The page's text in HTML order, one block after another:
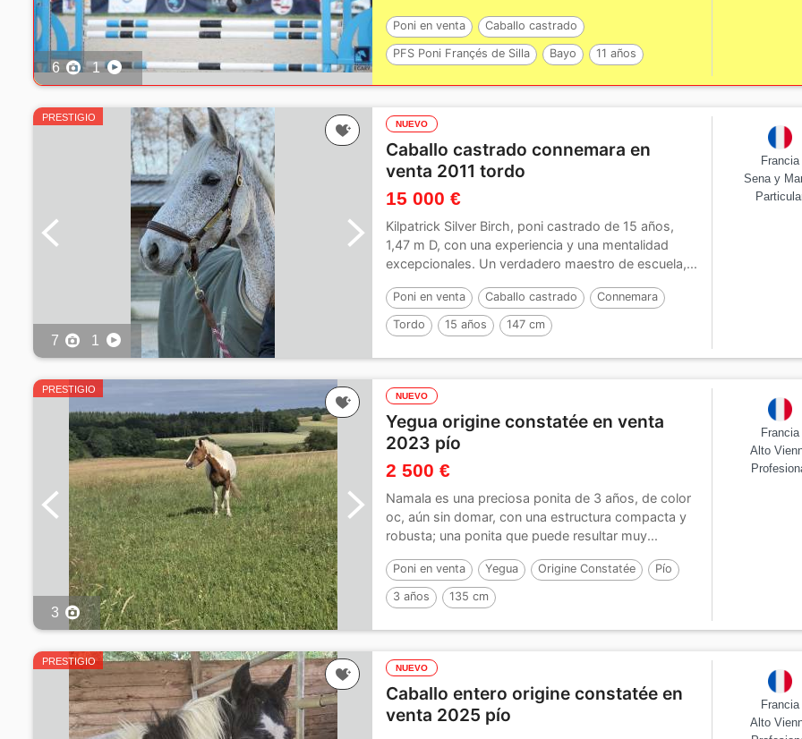
6 1
Poni en venta Caballo castrado
PFS Poni Françés de Silla Bayo 11 años
PRESTIGIO
7 1
NUEVO
Caballo castrado connemara en
venta 2011 tordo
15 000 €
Kilpatrick Silver Birch, poni castrado de 15 años,
1,47 m D, con una experiencia y una mentalidad
excepcionales. Un verdadero maestro de escuela,...
Poni en venta Caballo castrado Connemara
Tordo 15 años 147 cm
Francia
Sena y
PRESTIGIO
3
NUEVO
Yegua origine constatée en venta
2023 pío
2 500 €
Namala es una preciosa ponita de 3 años, de color
oc, aún sin domar, con una estructura compacta y
robusta; una ponita que puede resultar muy...
Poni en venta Yegua Origine Constatée Pío
3 años 135 cm
Francia
Alto
PRESTIGIO
NUEVO
Caballo entero origine constatée en
venta 2025 pío
Francia
Alto